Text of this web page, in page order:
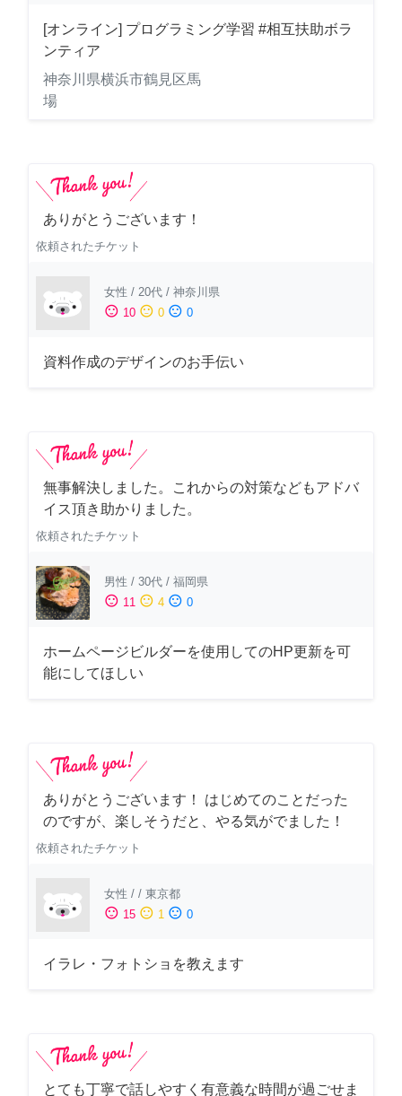
[オンライン] プログラミング学習 #相互扶助ボラ
ンティア
神奈川県横浜市鶴見区馬
場
ありがとうございます！
依頼されたチケット
女性 / 20代 / 神奈川県
sentiment_satisfied 10 sentiment_neutral 0 sentiment_dissatisfied 0
資料作成のデザインのお手伝い
無事解決しました。これからの対策などもアドバ
イス頂き助かりました。
依頼されたチケット
男性 / 30代 / 福岡県
sentiment_satisfied 11 sentiment_neutral 4 sentiment_dissatisfied 0
ホームページビルダーを使用してのHP更新を可
能にしてほしい
ありがとうございます！ はじめてのことだった
のですが、楽しそうだと、やる気がでました！
依頼されたチケット
女性 / / 東京都
sentiment_satisfied 15 sentiment_neutral 1 sentiment_dissatisfied 0
イラレ・フォトショを教えます
とても丁寧で話しやすく有意義な時間が過ごせま